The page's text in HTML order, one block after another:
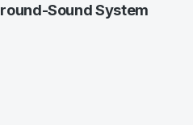
Sound System